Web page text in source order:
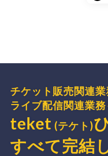
チケット販売関連業
ライブ配信関連業務
teket (テケト)
すべて完結